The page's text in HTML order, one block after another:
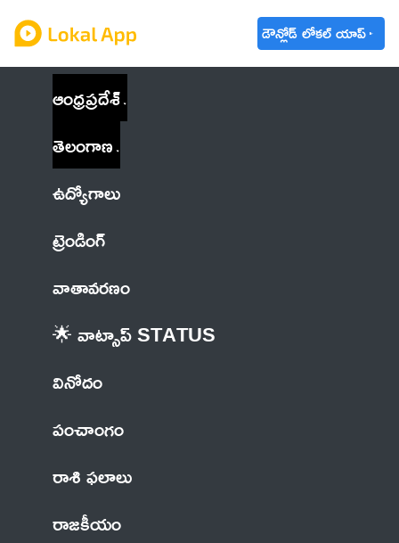
డౌన్లోడ్ లోకల్ యాప్
ఆంధ్రప్రదేశ్
తెలంగాణ
ఉద్యోగాలు
ట్రెండింగ్
వాతావరణం
🌟 వాట్సాప్ STATUS
వినోదం
పంచాంగం
రాశి ఫలాలు
రాజకీయం